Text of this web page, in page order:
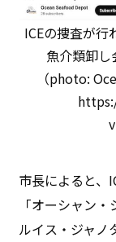
ICEの捜査が行
魚介類卸
（photo:
市長によると、
「オーシャン
ルイス・ジャノ